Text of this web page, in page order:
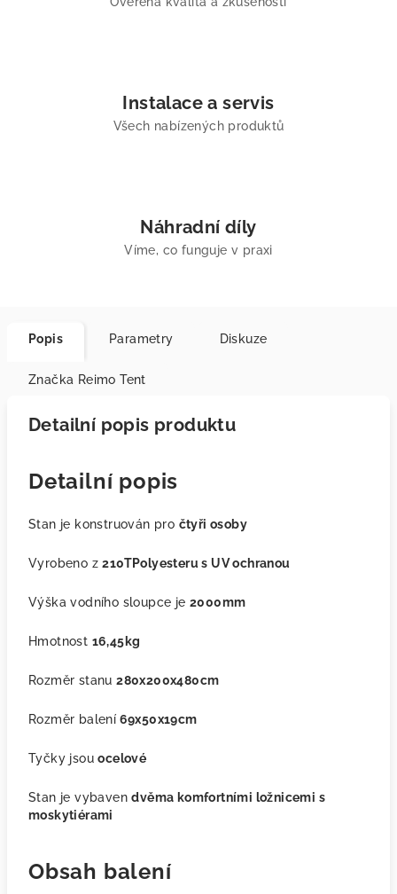
Instalace a servis
Všech nabízených produktů
Náhradní díly
Víme, co funguje v praxi
Popis Parametry Diskuze
Značka Reimo Tent
Detailní popis produktu
Detailní popis
Stan je konstruován pro čtyři osoby
Vyrobeno z210TPolyesteru s UV ochranou
Výška vodního sloupce je 2000mm
Hmotnost 16,45kg
Rozměr stanu280x200x480cm
Rozměr balení 69x50x19cm
Tyčky jsouocelové
Stan je vybavendvěma komfortními ložnicemi s
moskytiérami
Obsah balení